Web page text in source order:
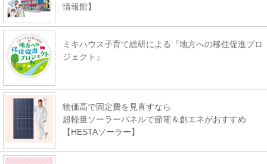
情報館】
ミキハウス子育て総研による『地方への移住促進プロ
ジェクト』
物価高で固定費を見直すなら
超軽量ソーラーパネルで節電＆創エネがおすすめ
【HESTAソーラー】